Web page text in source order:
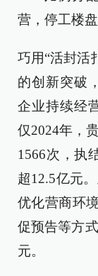
营，停工楼
巧用“活封活
的创新突破
企业持续经
仅2024年，
1566次，执
超12.5亿元
优化营商环
促预告等方
元。